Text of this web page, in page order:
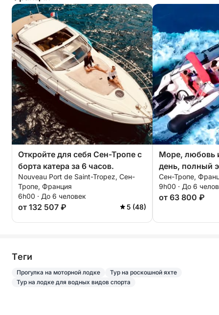
Около 16:30 мы отправимся обратно в Сен-Тропе
в мягком свете позднего вечера, наслаждаясь
захватывающими видами залива и его
живописными пейзажами.
Возможные маршруты
• Пампелон
• Кап Камарат
• Кап Тайя
• Залив Канебье
• Залив Сен-Тропе
Дополнительные услуги и опции (оплачиваются в
порту):
Сиобоб: 80 евро / бронирование
Вейкборд: 50 евро / день
Дон: 50 евро / бронирование
Фотограф / дрон по запросу
Пляжное полотенце: 5 евро / день
Заключительная уборка (обязательно): 250 евро
Откройте для себя Сен-Тропе с
борта катера за 6 часов.
Nouveau Port de Saint-Tropez, Сен-
Тропе, Франция
6h00 · До 6 человек
от 132 507 ₽ 5 (48)
Море, любовь
день, полный
моторной
Сен-Тропе,
9h00 · До 6
от 63 800 ₽
Tеги
Прогулка на моторной лодке
Тур на роскошной яхте
Тур на лодке для водных видов спорта